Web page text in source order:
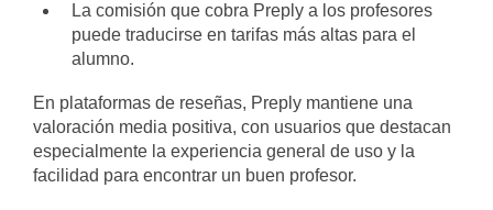
La comisión que cobra Preply a los profesores
puede traducirse en tarifas más altas para el
alumno.
En plataformas de reseñas, Preply mantiene una
valoración media positiva, con usuarios que destacan
especialmente la experiencia general de uso y la
facilidad para encontrar un buen profesor.